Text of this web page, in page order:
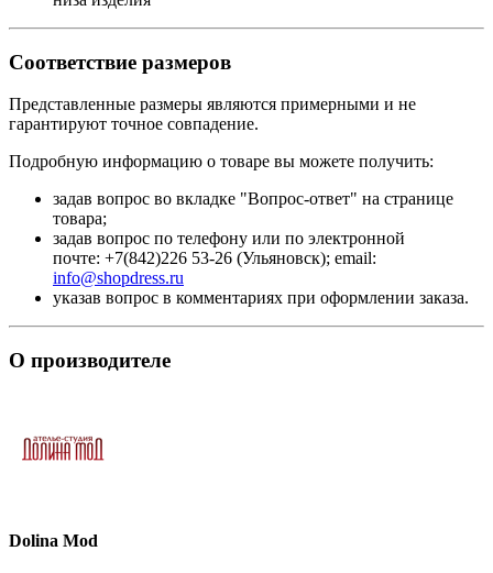
Соответствие размеров
Представленные размеры являются примерными и не
гарантируют точное совпадение.
Подробную информацию о товаре вы можете получить:
задав вопрос во вкладке "Вопрос-ответ" на странице
товара;
задав вопрос по телефону или по электронной
почте: +7(842)226 53-26 (Ульяновск); email:
info@shopdress.ru
указав вопрос в комментариях при оформлении заказа.
О производителе
Dolina Mod